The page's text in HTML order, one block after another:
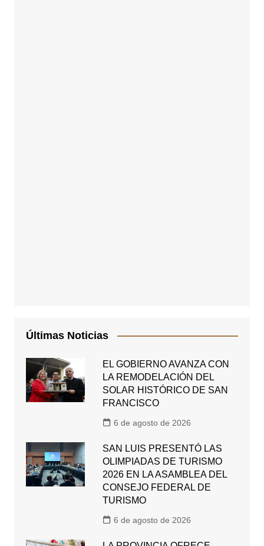
Últimas Noticias
EL GOBIERNO AVANZA CON
LA REMODELACIÓN DEL
SOLAR HISTÓRICO DE SAN
FRANCISCO
6 de agosto de 2026
SAN LUIS PRESENTÓ LAS
OLIMPIADAS DE TURISMO
2026 EN LA ASAMBLEA DEL
CONSEJO FEDERAL DE
TURISMO
6 de agosto de 2026